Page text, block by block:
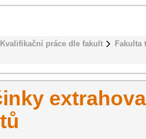
Kvalifikační práce dle fakult
Fakulta